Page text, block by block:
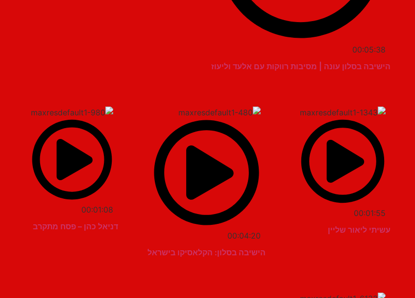
00:05:38
הישיבה בסלון עונה | מסיבות רווקות עם אלעד וליעוז
00:01:55
עשיתי ליאור שליין
00:04:20
הישיבה בסלון: הקלאסיקו בישראל
00:01:08
דניאל כהן – פסח מתקרב